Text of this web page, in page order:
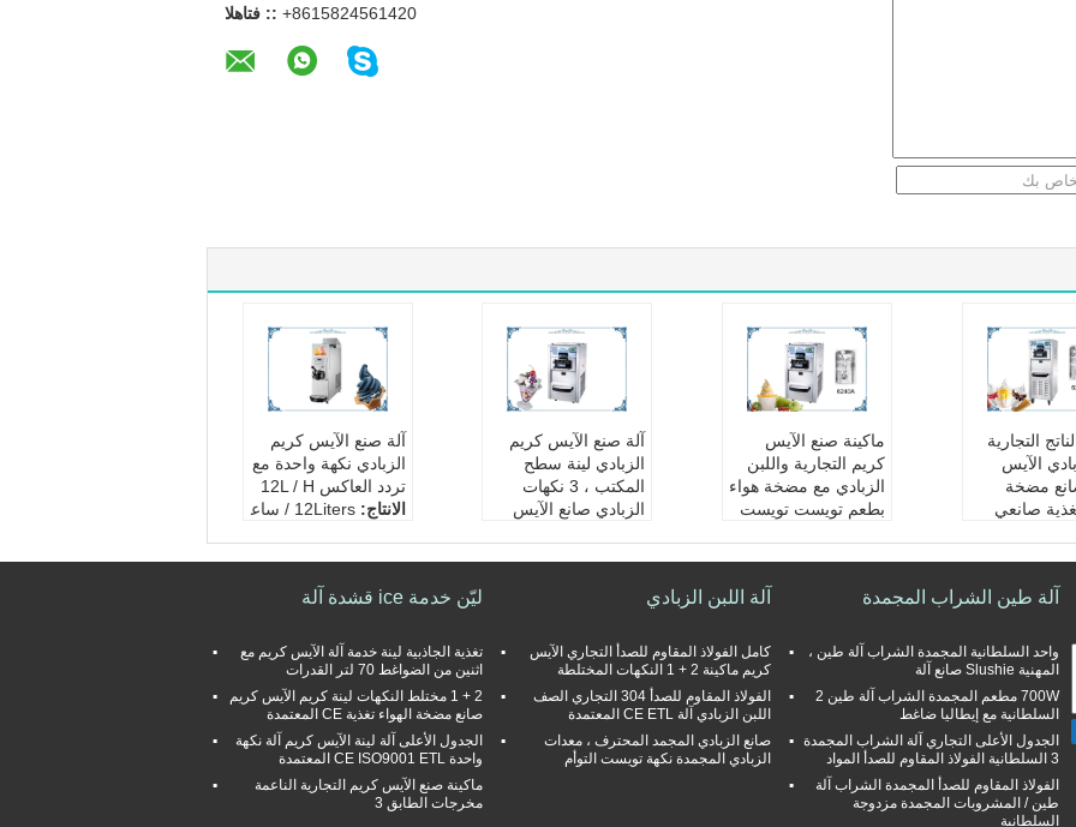
الهاتف :: +8615824561420
آلة صنع الآيس كريم
الزبادي نكهة واحدة مع
تردد العاكس 12L / H
الانتاج:
12Liters / ساع
ج:مع تردد العاكس
778mm
آلة صنع الآيس كريم
الزبادي لينة سطح
المكتب ، 3 نكهات
الزبادي صانع الآيس
1065mm
N.W:185 كجم
ماكينة صنع الآيس
كريم التجارية واللبن
الزبادي مع مضخة هواء
بطعم تويست تويست
واء
1065mm
التجارية
الآيس
مضخة
صانعي
تغذية مضخة اله
554 * 654 *
ليّن خدمة ice قشدة آلة
تغذية الجاذبية لينة خدمة آلة الآيس كريم مع
اثنين من الضواغط 70 لتر القدرات
2 + 1 مختلط النكهات لينة كريم الآيس كريم
صانع مضخة الهواء تغذية CE المعتمدة
الجدول الأعلى آلة لينة الآيس كريم آلة نكهة
واحدة CE ISO9001 ETL المعتمدة
ماكينة صنع الآيس كريم التجارية الناعمة
مخرجات الطابق 3
آلة اللبن الزبادي
كامل الفولاذ المقاوم للصدأ التجاري الآيس
كريم ماكينة 2 + 1 النكهات المختلطة
الفولاذ المقاوم للصدأ 304 التجاري الصف
اللبن الزبادي آلة CE ETL المعتمدة
صانع الزبادي المجمد المحترف ، معدات
الزبادي المجمدة نكهة تويست التوأم
آلة طين الشراب المجمدة
واحد السلطانية المجمدة الشراب آلة طين ،
المهنية Slushie صانع آلة
700W مطعم المجمدة الشراب آلة طين 2
السلطانية مع إيطاليا ضاغط
الجدول الأعلى التجاري آلة الشراب المجمدة
3 السلطانية الفولاذ المقاوم للصدأ المواد
الفولاذ المقاوم للصدأ المجمدة الشراب آلة
طين / المشروبات المجمدة مزدوجة
السلطانية